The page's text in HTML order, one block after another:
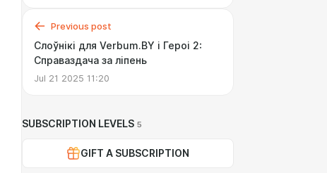
Previous post
Слоўнікі для Verbum.BY і Героі 2:
Справаздача за ліпень
Jul 21 2025 11:20
SUBSCRIPTION LEVELS 5
GIFT A SUBSCRIPTION